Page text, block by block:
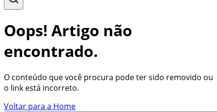
Oops! Artigo não
encontrado.
O conteúdo que você procura pode ter sido removido ou
o link está incorreto.
Voltar para a Home